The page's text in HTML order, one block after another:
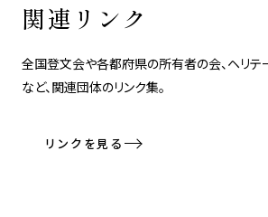
関連リンク
全国登文会や各都府県の所有者の会、ヘリテ
など、関連団体のリンク集。
リンクを見る